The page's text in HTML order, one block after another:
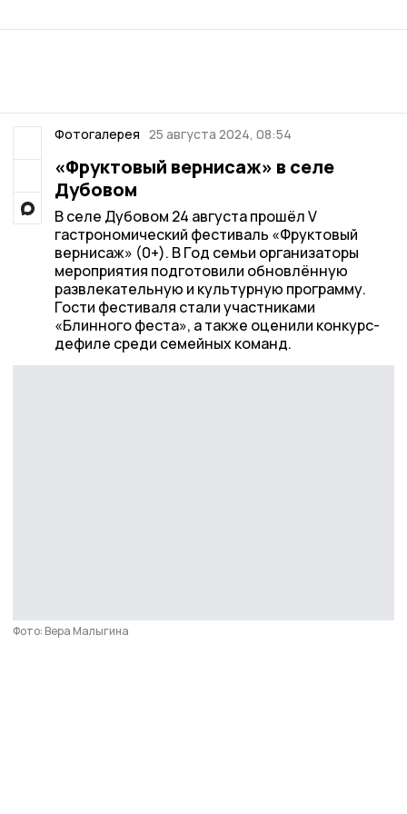
Фотогалерея 25 августа 2024, 08:54
«Фруктовый вернисаж» в селе
Дубовом
В селе Дубовом 24 августа прошёл V
гастрономический фестиваль «Фруктовый
вернисаж» (0+). В Год семьи организаторы
мероприятия подготовили обновлённую
развлекательную и культурную программу.
Гости фестиваля стали участниками
«Блинного феста», а также оценили конкурс-
дефиле среди семейных команд.
Фото: Вера Малыгина